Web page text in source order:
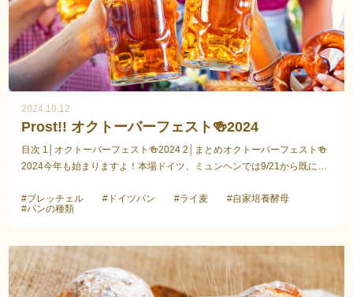
2024.10.12
Prost!! オクトーバーフェスト🍻2024
目次 1│オクトーバーフェスト🍻2024 2│まとめオクトーバーフェスト🍻
2024今年も始まりますよ！本場ドイツ、ミュンヘンでは9/21から既に始
#ブレッチェル
#ドイツパン #ライ麦
#自家培養酵母
#パンの種類